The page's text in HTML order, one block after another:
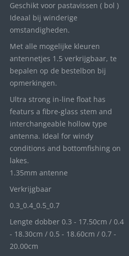
Geschikt voor pastavissen ( bol )
Ideaal bij winderige
omstandigheden.
Met alle mogelijke kleuren
antennetjes 1.5 verkrijgbaar, te
bepalen op de bestelbon bij
opmerkingen.
Ultra strong in-line float has
featurs a fibre-glass stem and
interchangeable hollow type
antenna. Ideal for windy
conditions and bottomfishing on
lakes.
1.35mm antenne
Verkrijgbaar
0.3_ 0.4_ 0.5_0.7
Lengte dobber 0.3 - 17.50cm / 0.4
- 18.30cm / 0.5 - 18.60cm / 0.7 -
20.00cm